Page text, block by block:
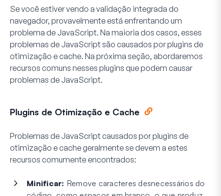
Se você estiver vendo a validação integrada do
navegador, provavelmente está enfrentando um
problema de JavaScript. Na maioria dos casos, esses
problemas de JavaScript são causados por plugins de
otimização e cache. Na próxima seção, abordaremos
recursos comuns nesses plugins que podem causar
problemas de JavaScript.
Plugins de Otimização e Cache
Problemas de JavaScript causados por plugins de
otimização e cache geralmente se devem a estes
recursos comumente encontrados:
Minificar: Remove caracteres desnecessários do